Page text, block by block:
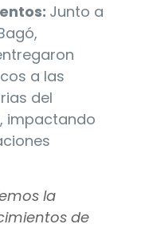
Junto a
a las
del
impactando
la
de